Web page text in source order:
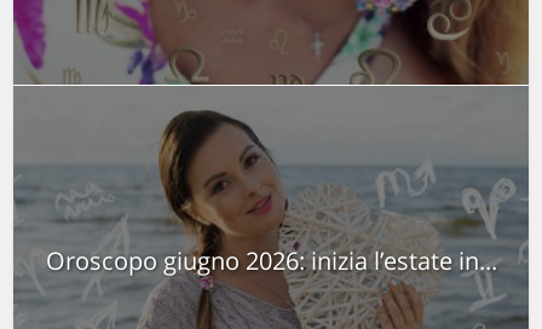
Oroscopo giugno 2026: inizia l’estate in...